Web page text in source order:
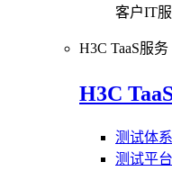
客户IT
H3C TaaS服务
H3C
测试体
测试平